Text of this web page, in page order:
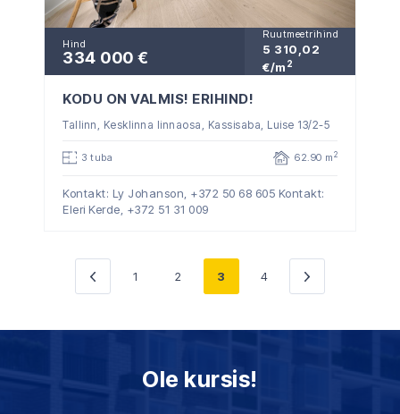
Hind
334 000 €
Ruutmeetrihind
5 310,02
€/m 2
KODU ON VALMIS! ERIHIND!
Tallinn, Kesklinna linnaosa, Kassisaba, Luise 13/2-5
3 tuba 62.90 m 2
Kontakt: Ly Johanson, +372 50 68 605 Kontakt:
Eleri Kerde, +372 51 31 009
« 1 2 3 4 Järgmine
Ole kursis!